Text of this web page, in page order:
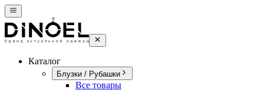
Каталог
Блузки / Рубашки
Все товары